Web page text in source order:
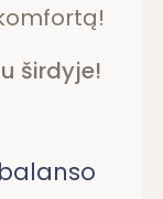
širdyje!